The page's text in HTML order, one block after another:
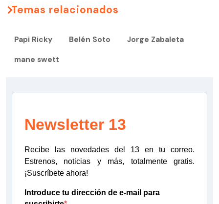
Temas relacionados
Papi Ricky Belén Soto Jorge Zabaleta
mane swett
Newsletter 13
Recibe las novedades del 13 en tu correo.
Estrenos, noticias y más, totalmente gratis.
¡Suscríbete ahora!
Introduce tu dirección de e-mail para